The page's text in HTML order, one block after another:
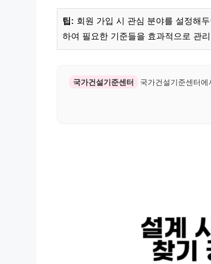
팁: 회원 가입 시 관심 분야를 설정해
하여 필요한 기준들을 효과적으로 관
국가건설기준센터
국가건설기준센터